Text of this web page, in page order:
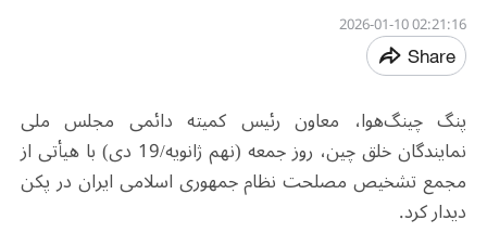
02:21:16 2026-01-10
Share
پنگ چینگ‌هوا، معاون رئیس کمیته دائمی مجلس ملی
نمایندگان خلق چین، روز جمعه (نهم ژانویه/19 دی) با هیأتی از
مجمع تشخیص مصلحت نظام‎ جمهوری اسلامی ایران در پکن
دیدار کرد.